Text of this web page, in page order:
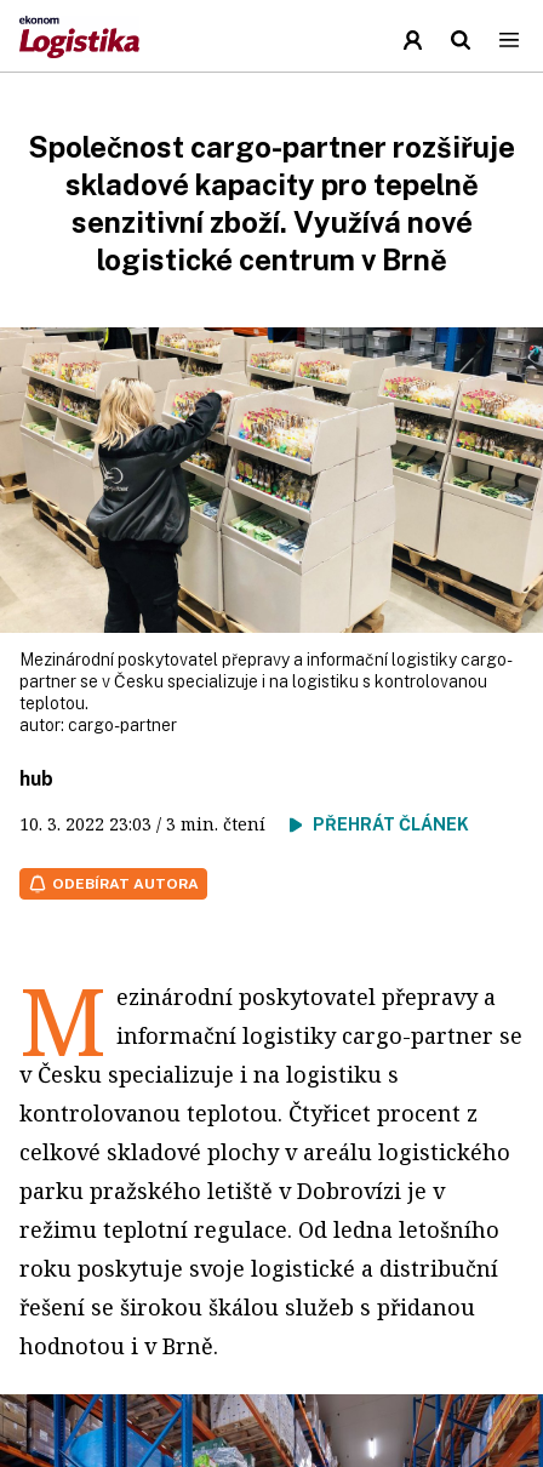
Společnost cargo-partner rozšiřuje
skladové kapacity pro tepelně
senzitivní zboží. Využívá nové
logistické centrum v Brně
Mezinárodní poskytovatel přepravy a informační logistiky cargo-
partner se v Česku specializuje i na logistiku s kontrolovanou
teplotou.
autor: cargo-partner
hub
10. 3. 2022 23:03 / 3 min. čtení PŘEHRÁT ČLÁNEK
ODEBÍRAT AUTORA
M ezinárodní poskytovatel přepravy a
informační logistiky cargo-partner se
v Česku specializuje i na logistiku s
kontrolovanou teplotou. Čtyřicet procent z
celkové skladové plochy v areálu logistického
parku pražského letiště v Dobrovízi je v
režimu teplotní regulace. Od ledna letošního
roku poskytuje svoje logistické a distribuční
řešení se širokou škálou služeb s přidanou
hodnotou i v Brně.